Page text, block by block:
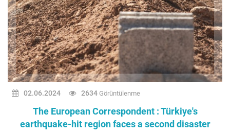
02.06.2024 2634 Görüntülenme
The European Correspondent : Türkiye's
earthquake-hit region faces a second disaster